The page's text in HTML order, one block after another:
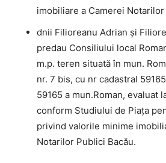
imobiliare a Camerei
dnii Filioreanu Adrian și
predau Consiliului local
m.p. teren situată în mun.
nr. 7 bis, cu nr cadastral
59165 a mun.Roman, evaluat
conform Studiului de Piața
privind valorile minime
Notarilor Publici Bacău.